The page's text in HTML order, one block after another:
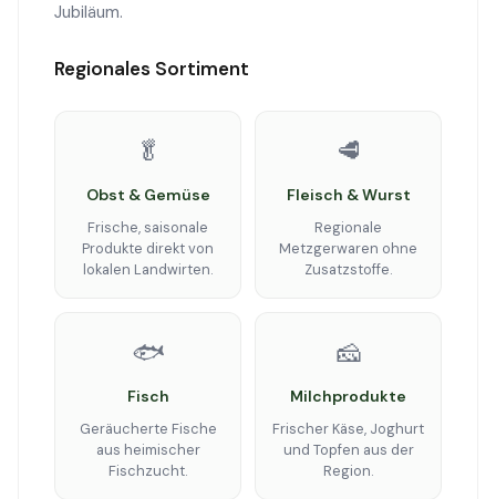
Jubiläum.
Regionales Sortiment
🥬
Obst & Gemüse
Frische, saisonale
Produkte direkt von
lokalen Landwirten.
🥩
Fleisch & Wurst
Regionale
Metzgerwaren ohne
Zusatzstoffe.
🐟
Fisch
Geräucherte Fische
aus heimischer
Fischzucht.
🧀
Milchprodukte
Frischer Käse, Joghurt
und Topfen aus der
Region.